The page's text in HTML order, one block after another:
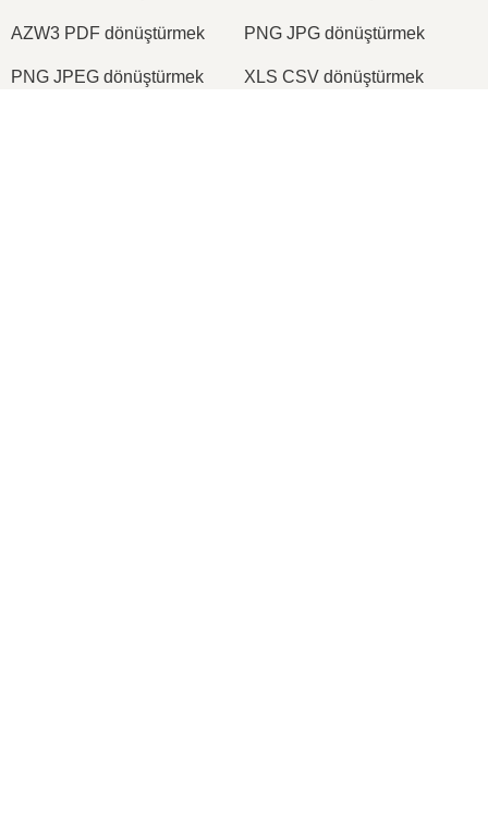
AZW3 PDF dönüştürmek PNG JPG dönüştürmek
PNG JPEG dönüştürmek XLS CSV dönüştürmek